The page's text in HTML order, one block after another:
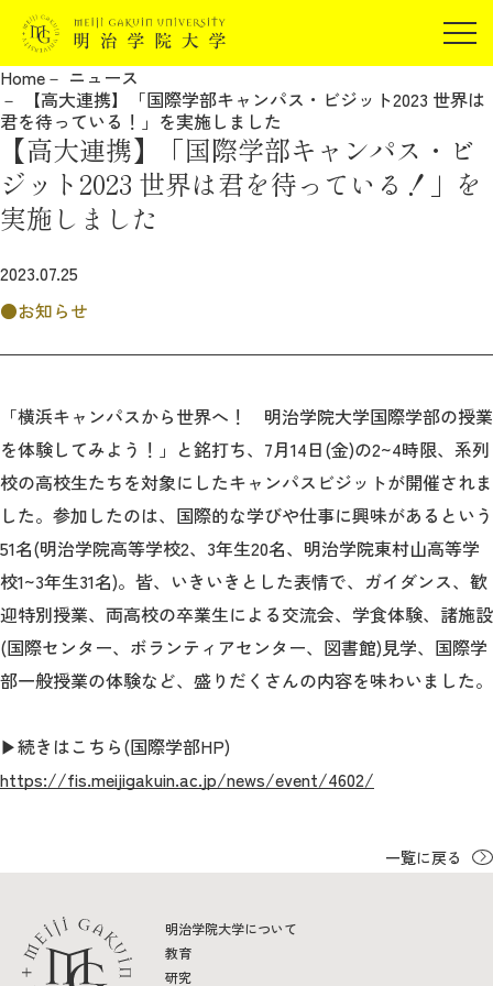
在学生の方
卒業生の方
保証人の方
企業・研究者の方
JP EN
受験生の方
報道関係の方
明治学院大学について
教育
研究
学生生活
留学・国際交流
ボランティア
入試情報サイト
Home
ニュース
【高大連携】「国際学部キャンパス・ビジット2023 世界は
君を待っている！」を実施しました
【高大連携】「国際学部キャンパス・ビ
ジット2023 世界は君を待っている！」を
実施しました
2023.07.25
お知らせ
「横浜キャンパスから世界へ！ 明治学院大学国際学部の授業
を体験してみよう！」と銘打ち、7月14日(金)の2~4時限、系列
校の高校生たちを対象にしたキャンパスビジットが開催されま
した。参加したのは、国際的な学びや仕事に興味があるという
51名(明治学院高等学校2、3年生20名、明治学院東村山高等学
校1~3年生31名)。皆、いきいきとした表情で、ガイダンス、歓
迎特別授業、両高校の卒業生による交流会、学食体験、諸施設
(国際センター、ボランティアセンター、図書館)見学、国際学
部一般授業の体験など、盛りだくさんの内容を味わいました。
▶続きはこちら(国際学部HP)
https://fis.meijigakuin.ac.jp/news/event/4602/
一覧に戻る
明治学院大学について
教育
研究